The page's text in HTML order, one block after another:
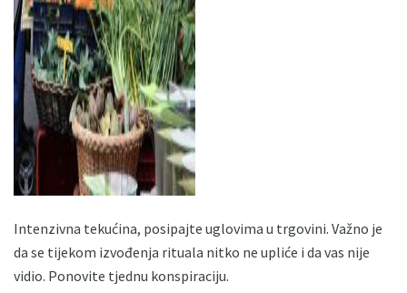
ad
Intenzivna tekućina, posipajte uglovima u trgovini. Važno je
da se tijekom izvođenja rituala nitko ne upliće i da vas nije
vidio. Ponovite tjednu konspiraciju.